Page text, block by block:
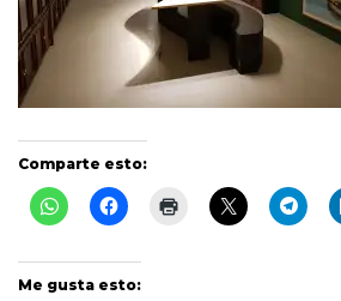
Comparte esto:
Me gusta esto: